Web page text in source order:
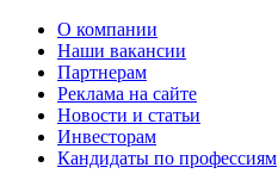
О компании
Наши вакансии
Партнерам
Реклама на сайте
Новости и статьи
Инвесторам
Кандидаты по профессиям